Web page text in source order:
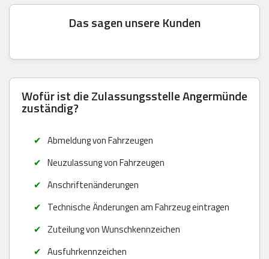
Das sagen unsere Kunden
Wofür ist die Zulassungsstelle Angermünde
zuständig?
Abmeldung von Fahrzeugen
Neuzulassung von Fahrzeugen
Anschriftenänderungen
Technische Änderungen am Fahrzeug eintragen
Zuteilung von Wunschkennzeichen
Ausfuhrkennzeichen